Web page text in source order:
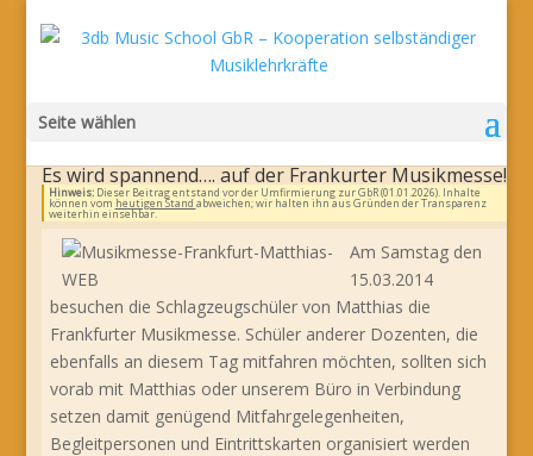
Seite wählen
Es wird spannend…. auf der Frankurter Musikmesse!
Hinweis:Dieser Beitrag entstand vor der Umfirmierung zur GbR (01.01.2026). Inhalte
können vom heutigen Stand abweichen; wir halten ihn aus Gründen der Transparenz
weiterhin einsehbar.
Am Samstag den
15.03.2014
besuchen die Schlagzeugschüler von Matthias die
Frankfurter Musikmesse. Schüler anderer Dozenten, die
ebenfalls an diesem Tag mitfahren möchten, sollten sich
vorab mit Matthias oder unserem Büro in Verbindung
setzen damit genügend Mitfahrgelegenheiten,
Begleitpersonen und Eintrittskarten organisiert werden